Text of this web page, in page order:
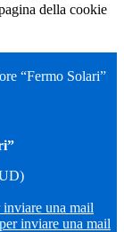
della cookie
“Fermo Solari”
una mail
inviare una mail